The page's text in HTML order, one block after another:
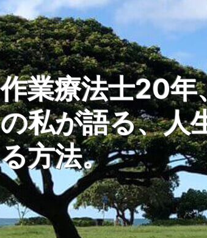
作業療法士20
の私が語る、人
る方法。